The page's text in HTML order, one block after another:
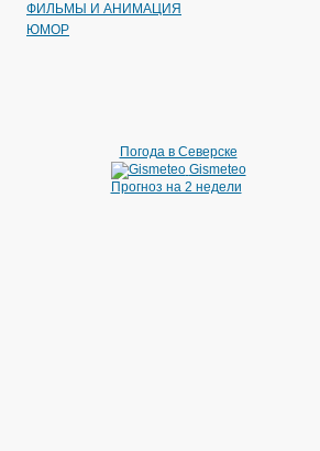
ФИЛЬМЫ И АНИМАЦИЯ
ЮМОР
Погода в Северске
Gismeteo
Прогноз на 2 недели